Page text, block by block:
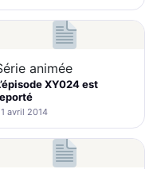
animée
XY024 est
avril 2014